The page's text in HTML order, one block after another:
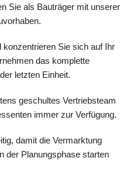
Sie als Bauträger mit unserer
Sie sich auf Ihr
das komplette
letzten Einheit.
geschultes Vertriebsteam
immer zur Verfügung.
damit die Vermarktung
der Planungsphase starten